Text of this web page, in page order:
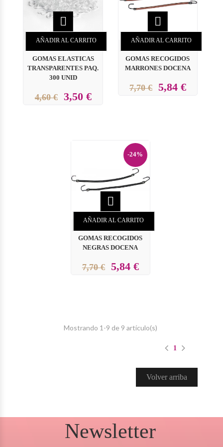

AÑADIR AL CARRITO
GOMAS ELASTICAS
TRANSPARENTES PAQ.
300 UNID
4,60 € 3,50 €

AÑADIR AL CARRITO
GOMAS RECOGIDOS
MARRONES DOCENA
7,70 € 5,84 €
-24%

AÑADIR AL CARRITO
GOMAS RECOGIDOS
NEGRAS DOCENA
7,70 € 5,84 €
Mostrando 1-9 de 9 artículo(s)
1
Volver arriba
Newsletter